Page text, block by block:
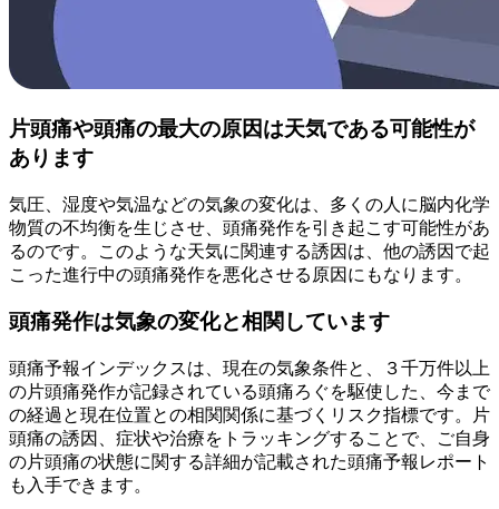
片頭痛や頭痛の最大の原因は天気である可能性が
あります
気圧、湿度や気温などの気象の変化は、多くの人に脳内化学
物質の不均衡を生じさせ、頭痛発作を引き起こす可能性があ
るのです。このような天気に関連する誘因は、他の誘因で起
こった進行中の頭痛発作を悪化させる原因にもなります。
頭痛発作は気象の変化と相関しています
頭痛予報インデックスは、現在の気象条件と、３千万件以上
の片頭痛発作が記録されている頭痛ろぐを駆使した、今まで
の経過と現在位置との相関関係に基づくリスク指標です。片
頭痛の誘因、症状や治療をトラッキングすることで、ご自身
の片頭痛の状態に関する詳細が記載された頭痛予報レポート
も入手できます。